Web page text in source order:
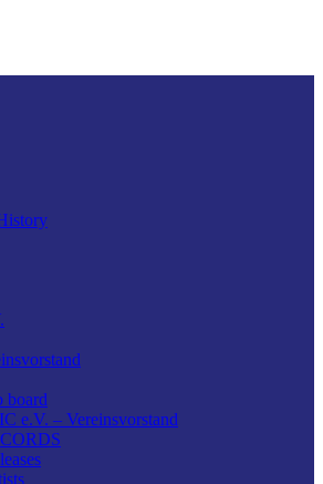
board
e.V. ‒ Vereinsvorstand